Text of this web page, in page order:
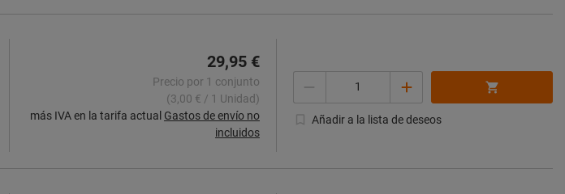
29,95 €
Precio por 1 conjunto
(3,00 € / 1 Unidad)
más IVA en la tarifa actual Gastos de envío no
incluidos
Añadir a la lista de deseos